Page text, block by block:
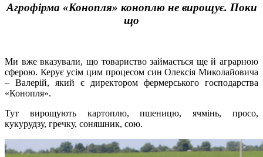
Агрофірма «Конопля» коноплю не вирощує. Поки
що
Ми вже вказували, що товариство займається ще й аграрною
сферою. Керує усім цим процесом син Олексія Миколайовича
– Валерій, який є директором фермерського господарства
«Конопля».
Тут вирощують картоплю, пшеницю, ячмінь, просо,
кукурудзу, гречку, соняшник, сою.